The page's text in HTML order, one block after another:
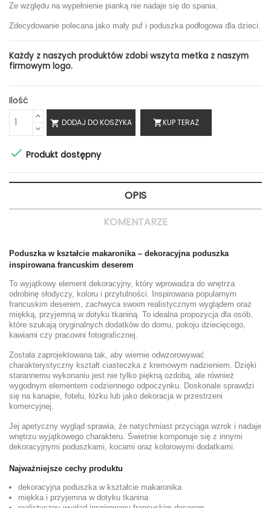
Ze względu na wypełnienie pianką nie nadaje się do spania.
Zdecydowanie polecana jako mały puf i poduszka podłogowa dla dzieci.
Każdy z naszych produktów zdobi wszyta metka z naszym
firmowym logo.
Ilość
 DODAJ DO KOSZYKA shopping_cartKUP TERAZ
 Produkt dostępny
OPIS
KOMENTARZE
Poduszka w kształcie makaronika – dekoracyjna poduszka
inspirowana francuskim deserem
To wyjątkowy element dekoracyjny, który wprowadza do wnętrza
odrobinę słodyczy, koloru i przytulności. Inspirowana popularnym
francuskim deserem, zachwyca swoim realistycznym wyglądem oraz
miękką, przyjemną w dotyku tkaniną. To idealna propozycja dla osób,
które szukają oryginalnych dodatków do domu, pokoju dziecięcego,
kawiarni czy pracowni fotograficznej.
Została zaprojektowana tak, aby wiernie odwzorowywać
charakterystyczny kształt ciasteczka z kremowym nadzieniem. Dzięki
starannemu wykonaniu jest nie tylko piękną ozdobą, ale również
wygodnym elementem codziennego odpoczynku. Doskonale sprawdzi
się na kanapie, fotelu, łóżku lub jako dekoracja w przestrzeni
komercyjnej.
Jej apetyczny wygląd sprawia, że natychmiast przyciąga wzrok i nadaje
wnętrzu wyjątkowego charakteru. Świetnie komponuje się z innymi
dekoracyjnymi poduszkami, kocami oraz kolorowymi dodatkami.
Najważniejsze cechy produktu
dekoracyjna poduszka w kształcie makaronika
miękka i przyjemna w dotyku tkanina